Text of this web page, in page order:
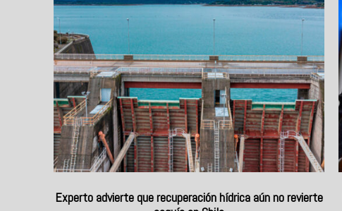
Experto advierte que recuperación hídrica aún no revierte